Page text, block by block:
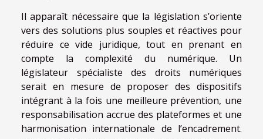
Il apparaît nécessaire que la législation s’oriente
vers des solutions plus souples et réactives pour
réduire ce vide juridique, tout en prenant en
compte la complexité du numérique. Un
législateur spécialiste des droits numériques
serait en mesure de proposer des dispositifs
intégrant à la fois une meilleure prévention, une
responsabilisation accrue des plateformes et une
harmonisation internationale de l’encadrement.